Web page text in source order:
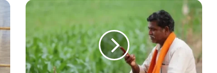
Uttar
2.17
करोड़
से
अधिक